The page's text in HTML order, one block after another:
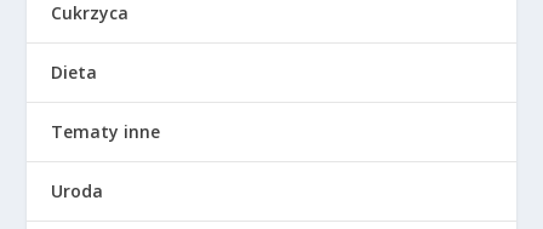
Cukrzyca
Dieta
Tematy inne
Uroda